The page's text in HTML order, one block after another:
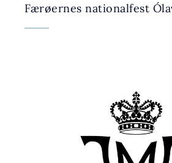
Færøernes nationalfest